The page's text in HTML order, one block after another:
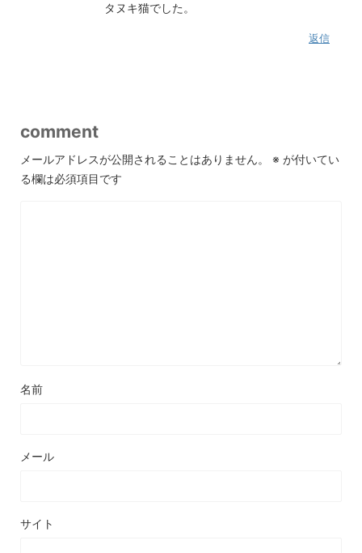
タヌキ猫でした。
返信
comment
メールアドレスが公開されることはありません。 ※ が付いてい
る欄は必須項目です
名前
メール
サイト